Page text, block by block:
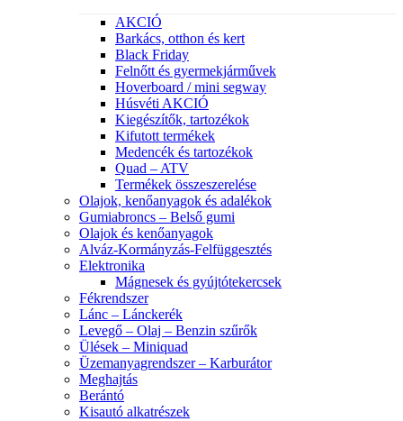
AKCIÓ
Barkács, otthon és kert
Black Friday
Felnőtt és gyermekjárművek
Hoverboard / mini segway
Húsvéti AKCIÓ
Kiegészítők, tartozékok
Kifutott termékek
Medencék és tartozékok
Quad – ATV
Termékek összeszerelése
Olajok, kenőanyagok és adalékok
Gumiabroncs – Belső gumi
Olajok és kenőanyagok
Alváz-Kormányzás-Felfüggesztés
Elektronika
Mágnesek és gyújtótekercsek
Fékrendszer
Lánc – Lánckerék
Levegő – Olaj – Benzin szűrők
Ülések – Miniquad
Üzemanyagrendszer – Karburátor
Meghajtás
Berántó
Kisautó alkatrészek